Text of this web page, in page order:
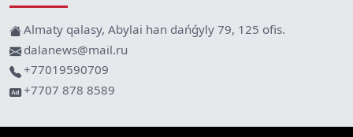
Almaty qalasy, Abylai han dańǵyly 79, 125 ofis.
dalanews@mail.ru
+77019590709
+7707 878 8589